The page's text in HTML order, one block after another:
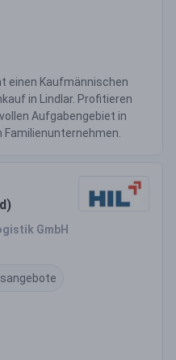
einen Kaufmännischen
in Lindlar. Profitieren
Aufgabengebiet in
GmbH